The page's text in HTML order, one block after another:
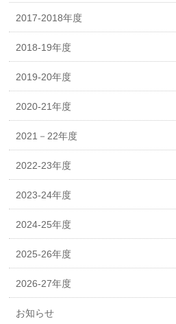
2017-2018年度
2018-19年度
2019-20年度
2020-21年度
2021－22年度
2022-23年度
2023-24年度
2024-25年度
2025-26年度
2026-27年度
お知らせ